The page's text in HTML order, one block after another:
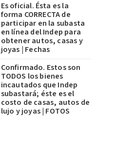
Es oficial. Ésta es la
forma CORRECTA de
participar en la subasta
en línea del Indep para
obtener autos, casas y
joyas | Fechas
Confirmado. Estos son
TODOS los bienes
incautados que Indep
subastará; éste es el
costo de casas, autos de
lujo y joyas | FOTOS